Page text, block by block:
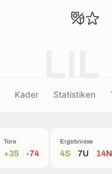
Kader Statistiken
Tore
+35 -74
Ergebnisse
4S 7U 14N